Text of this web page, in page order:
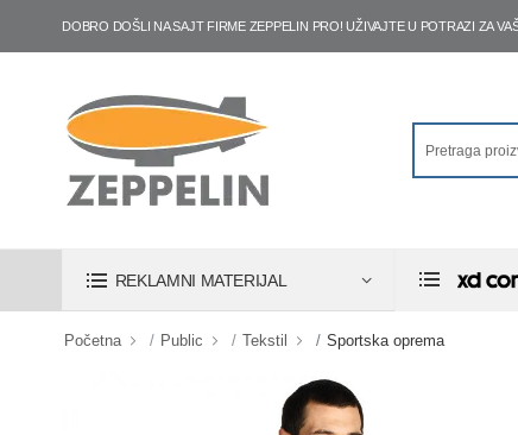
DOBRO DOŠLI NA SAJT FIRME ZEPPELIN PRO! UŽIVAJTE U POTRAZI ZA
REKLAMNI MATERIJAL
Početna Public Tekstil Sportska oprema